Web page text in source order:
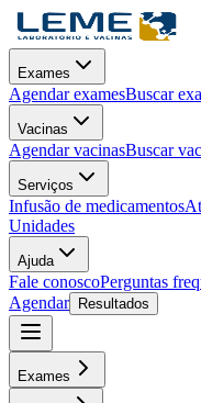
Exames
Agendar examesBuscar
Vacinas
Agendar vacinasBuscar
Serviços
Infusão de medicamentos
Unidades
Ajuda
Fale conoscoPerguntas
Agendar
Resultados
Exames